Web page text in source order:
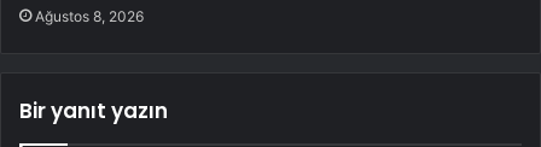
Ağustos 8, 2026
Bir yanıt yazın